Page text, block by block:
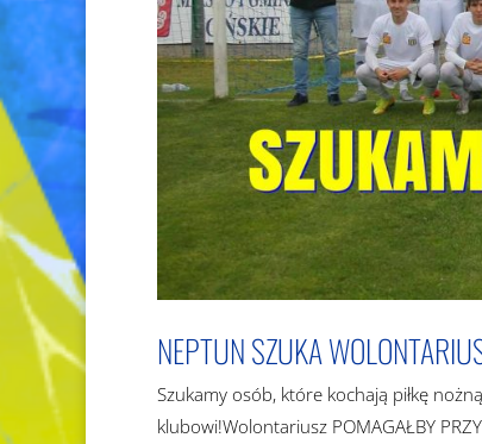
NEPTUN SZUKA
Szukamy osób, które kochają piłkę
klubowi!Wolontariusz POMAGAŁBY